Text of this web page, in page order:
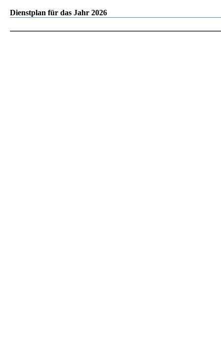
Dienstplan für das Jahr 2026